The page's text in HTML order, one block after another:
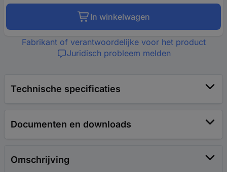
In winkelwagen
Fabrikant of verantwoordelijke voor het product
Juridisch probleem melden
Technische specificaties
Documenten en downloads
Omschrijving